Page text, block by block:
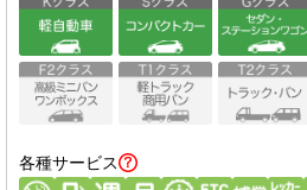
各種サービス